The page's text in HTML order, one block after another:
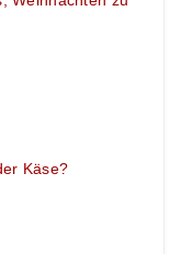
Käse?